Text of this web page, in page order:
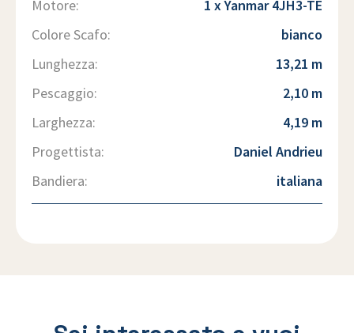
Motore:
1 x Yanmar 4JH3-TE
Colore Scafo:
bianco
Lunghezza:
13,21 m
Pescaggio:
2,10 m
Larghezza:
4,19 m
Progettista:
Daniel Andrieu
Bandiera:
italiana